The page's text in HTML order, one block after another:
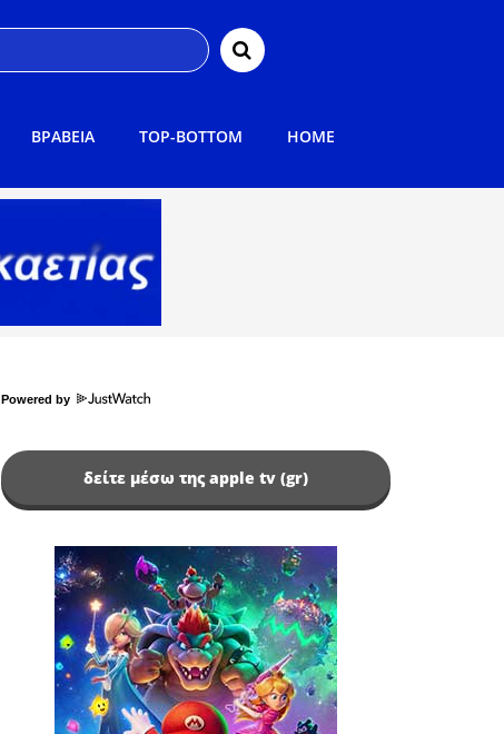
ΒΡΑΒΕΙΑ TOP-BOTTOM HOME
Powered by
δείτε μέσω της apple tv (gr)